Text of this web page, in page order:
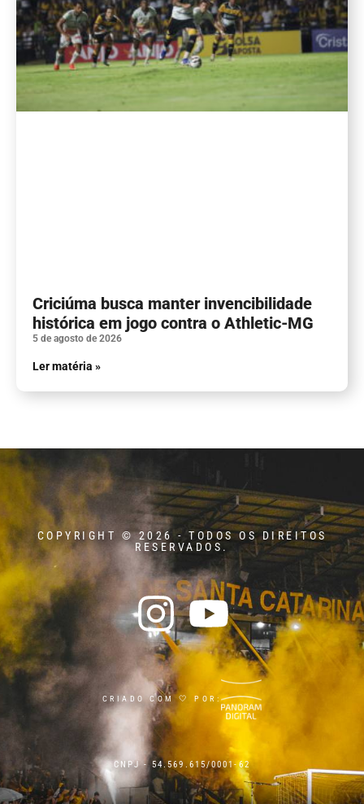
Criciúma busca manter invencibilidade
histórica em jogo contra o Athletic-MG
5 de agosto de 2026
Ler matéria »
COPYRIGHT © 2026 - TODOS OS DIREITOS
RESERVADOS.
CRIADO COM 🤍 POR:
CNPJ - 54.569.615/0001-62